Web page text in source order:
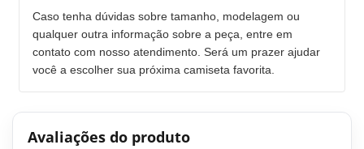
Caso tenha dúvidas sobre tamanho, modelagem ou
qualquer outra informação sobre a peça, entre em
contato com nosso atendimento. Será um prazer ajudar
você a escolher sua próxima camiseta favorita.
Avaliações do produto